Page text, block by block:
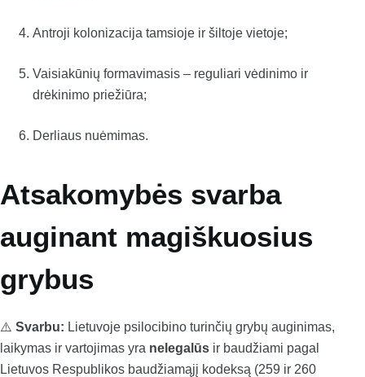
Antroji kolonizacija tamsioje ir šiltoje vietoje;
Vaisiakūnių formavimasis – reguliari vėdinimo ir
drėkinimo priežiūra;
Derliaus nuėmimas.
Atsakomybės svarba
auginant magiškuosius
grybus
⚠️ Svarbu: Lietuvoje psilocibino turinčių grybų auginimas,
laikymas ir vartojimas yra nelegalūs ir baudžiami pagal
Lietuvos Respublikos baudžiamąjį kodeksą (259 ir 260